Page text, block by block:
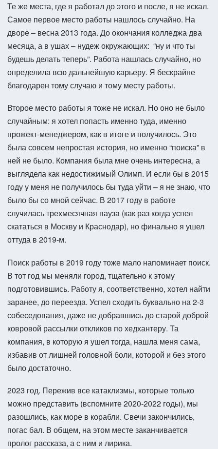
Те же места, где я работал до этого и после, я не искал.
Самое первое место работы нашлось случайно. На
дворе – весна 2013 года. До окончания колледжа два
месяца, а в ушах – нудеж окружающих: “ну и что ты
будешь делать теперь”. Работа нашлась случайно, но
определила всю дальнейшую карьеру. Я бескрайне
благодарен тому случаю и тому месту работы.
Второе место работы я тоже не искал. Но оно не было
случайным: я хотел попасть именно туда, именно
прожект-менеджером, как в итоге и получилось. Это
была совсем непростая история, но именно “поиска” в
ней не было. Компания была мне очень интересна, а
выглядела как недостижимый Олимп. И если бы в 2015
году у меня не получилось бы туда уйти – я не знаю, что
было бы со мной сейчас. В 2017 году в работе
случилась трехмесячная пауза (как раз когда успел
скататься в Москву и Краснодар), но финально я ушел
оттуда в 2019-м.
Поиск работы в 2019 году тоже мало напоминает поиск.
В тот год мы меняли город, тщательно к этому
подготовившись. Работу я, соответственно, хотел найти
заранее, до переезда. Успел сходить буквально на 2-3
собеседования, даже не добравшись до старой доброй
ковровой рассылки откликов по хедхантеру. Та
компания, в которую я ушел тогда, нашла меня сама,
избавив от лишней головной боли, которой и без этого
было достаточно.
2023 год. Пережив все катаклизмы, которые только
можно представить (вспомните 2020-2022 годы), мы
разошлись, как море в корабли. Свечи закончились,
погас бал. В общем, на этом месте заканчивается
пролог рассказа, а с ним и лирика.